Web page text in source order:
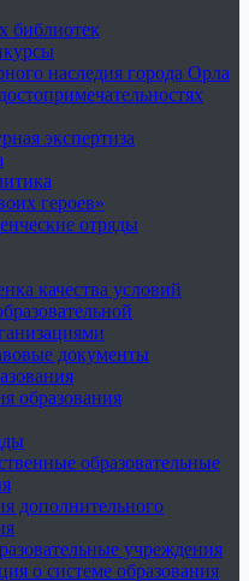
библиотек
наследия города Орла
экспертиза
героев»
отряды
качества условий
документы
образования
образовательные
дополнительного
учреждения
о системе образования